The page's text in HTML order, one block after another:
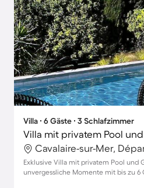
Villa ∙ 6 Gäste ∙ 3 Schlafzimmer
Villa mit privatem Pool
Exklusive Villa mit privatem Pool und
unvergessliche Momente mit bis zu 6